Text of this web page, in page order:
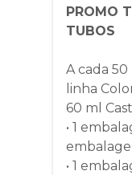
PROMO
TUBOS
A cada
linha
60 ml
• 1
• 1